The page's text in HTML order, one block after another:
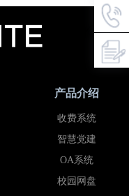
产品介绍
收费系统
智慧党建
OA系统
校园网盘